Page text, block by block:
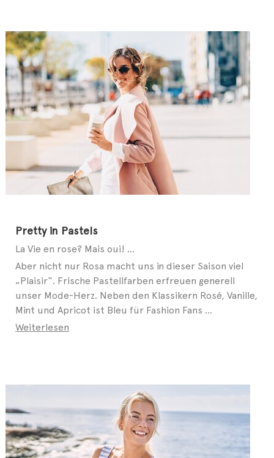
Pretty in Pastels
La Vie en rose? Mais oui! ...
Aber nicht nur Rosa macht uns in dieser Saison viel
„Plaisir“. Frische Pastellfarben erfreuen generell
unser Mode-Herz. Neben den Klassikern Rosé, Vanille,
Mint und Apricot ist Bleu für Fashion Fans ...
Weiterlesen